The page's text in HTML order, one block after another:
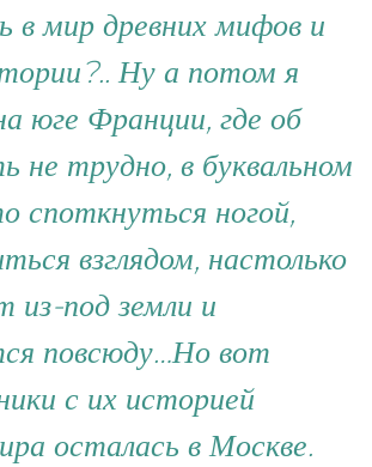
в мир древних мифов и
Ну а потом я
юге Франции, где об
не трудно, в буквальном
споткнуться ногой,
взглядом, настолько
из-под земли и
повсюду…Но вот
с их историей
осталась в Москве.